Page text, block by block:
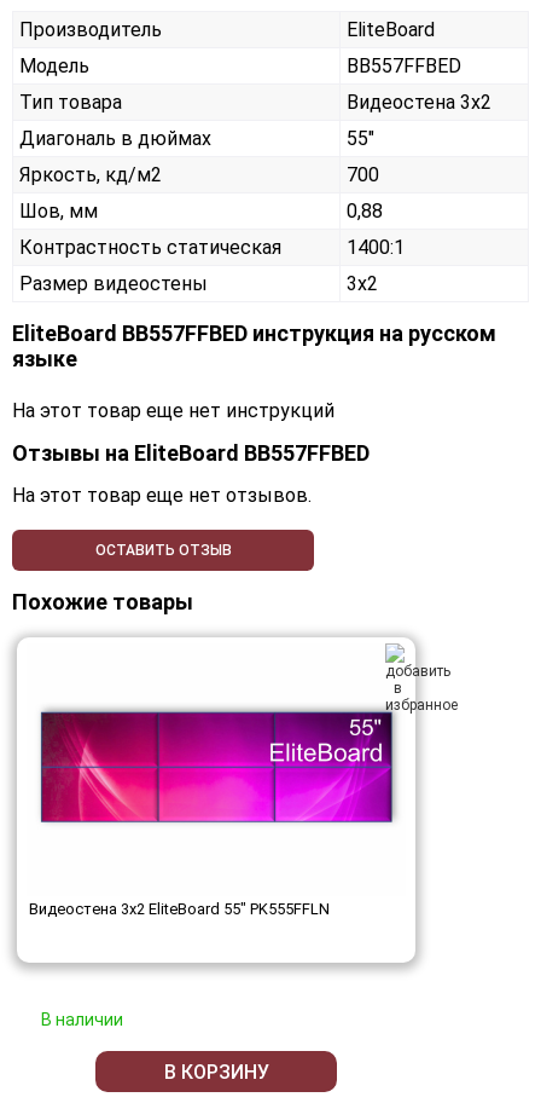
Производитель
EliteBoard
Модель
BB557FFBED
Тип товара
Видеостена 3х2
Диагональ в дюймах
55"
Яркость, кд/м2
700
Шов, мм
0,88
Контрастность статическая
1400:1
Размер видеостены
3x2
EliteBoard BB557FFBED инструкция на русском
языке
На этот товар еще нет инструкций
Отзывы на EliteBoard BB557FFBED
На этот товар еще нет отзывов.
ОСТАВИТЬ ОТЗЫВ
Похожие товары
Видеостена 3x2 EliteBoard 55" PK555FFLN
В наличии
В КОРЗИНУ